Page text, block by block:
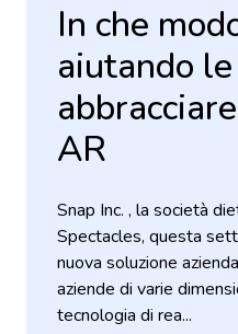
In che
aiutando
AR
Snap Inc. , la società
Spectacles, questa
nuova soluzione
aziende di varie
tecnologia di rea...